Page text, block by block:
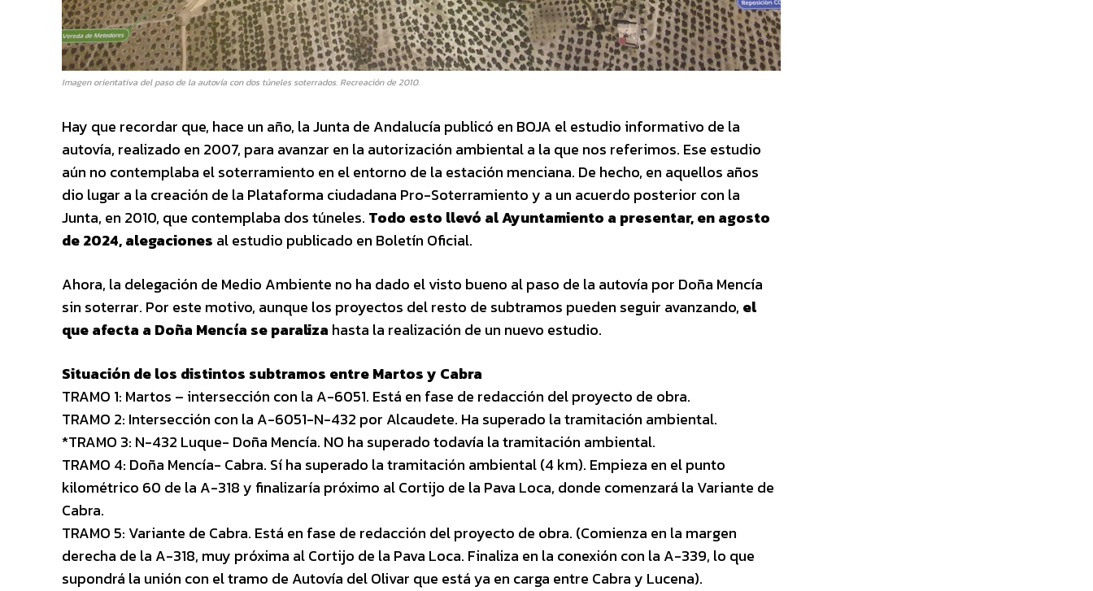
Imagen orientativa del paso de la autovía con dos túneles soterrados. Recreación de 2010.
Hay que recordar que, hace un año, la Junta de Andalucía publicó en BOJA el estudio informativo de la
autovía, realizado en 2007, para avanzar en la autorización ambiental a la que nos referimos. Ese estudio
aún no contemplaba el soterramiento en el entorno de la estación menciana. De hecho, en aquellos años
dio lugar a la creación de la Plataforma ciudadana Pro-Soterramiento y a un acuerdo posterior con la
Junta, en 2010, que contemplaba dos túneles. Todo esto llevó al Ayuntamiento a presentar, en agosto
de 2024, alegaciones al estudio publicado en Boletín Oficial.
Ahora, la delegación de Medio Ambiente no ha dado el visto bueno al paso de la autovía por Doña Mencía
sin soterrar. Por este motivo, aunque los proyectos del resto de subtramos pueden seguir avanzando, el
que afecta a Doña Mencía se paraliza hasta la realización de un nuevo estudio.
Situación de los distintos subtramos entre Martos y Cabra
TRAMO 1: Martos – intersección con la A-6051. Está en fase de redacción del proyecto de obra.
TRAMO 2: Intersección con la A-6051-N-432 por Alcaudete. Ha superado la tramitación ambiental.
*TRAMO 3: N-432 Luque- Doña Mencía. NO ha superado todavía la tramitación ambiental.
TRAMO 4: Doña Mencía- Cabra. Sí ha superado la tramitación ambiental (4 km). Empieza en el punto
kilométrico 60 de la A-318 y finalizaría próximo al Cortijo de la Pava Loca, donde comenzará la Variante de
Cabra.
TRAMO 5: Variante de Cabra. Está en fase de redacción del proyecto de obra. (Comienza en la margen
derecha de la A-318, muy próxima al Cortijo de la Pava Loca. Finaliza en la conexión con la A-339, lo que
supondrá la unión con el tramo de Autovía del Olivar que está ya en carga entre Cabra y Lucena).